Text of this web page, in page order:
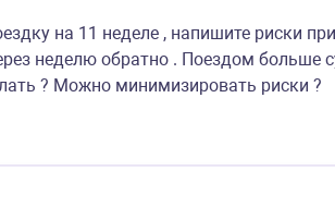
на 11 неделе , напишите риски
неделю обратно . Поездом больше
? Можно минимизировать риски ?